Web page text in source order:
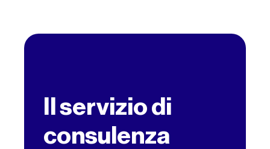
Il servizio di
consulenza